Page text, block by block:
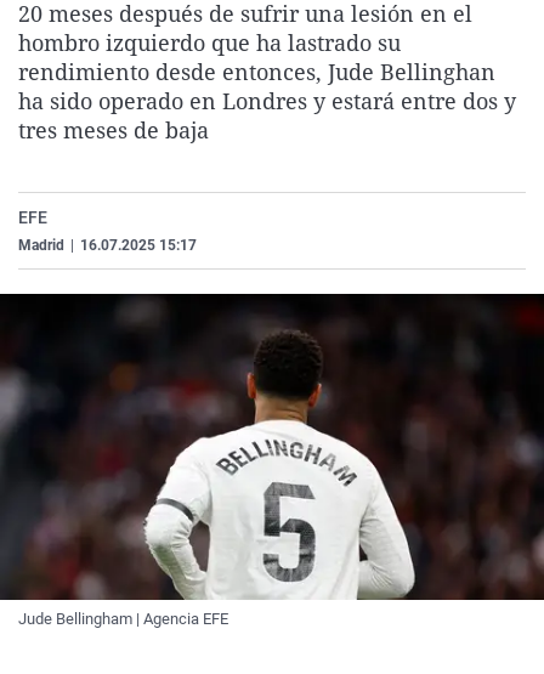
La rosa de los vientos
Gente viajera
Como el perro y el
Caso
Retornados
Equipo de
Extremadura
Galicia
La Rioja
País Vasco
Virales
Televisión
Elecciones
20 meses después de sufrir una lesión en el
hombro izquierdo que ha lastrado su
rendimiento desde entonces, Jude Bellinghan
ha sido operado en Londres y estará entre dos y
tres meses de baja
EFE
Madrid 16.07.2025 15:17
Jude Bellingham | Agencia EFE